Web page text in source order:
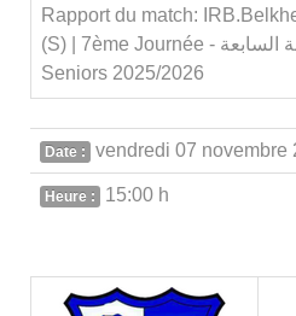
Rapport du match:
(S) | 7ème Journée - الجولة السابعة | Régionale 2 A
Seniors 2025/2026
Date : vendredi 07 novembre
Heure : 15:00 h